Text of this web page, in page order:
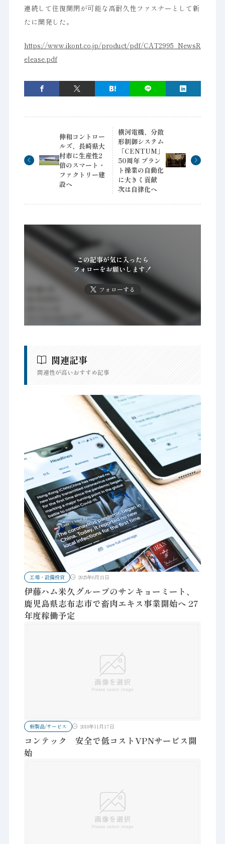
連続して往復開閉が可能な高耐久性ファスナーとして新
たに開発した。
https://www.ikont.co.jp/product/pdf/CAT2995_NewsR
elease.pdf
伸和コントロー
ルズ、長崎県大
村市に生産性2
倍のスマート・
ファクトリー建
設へ
横河電機、分散
形制御システム
「CENTUM」
50周年 プラン
ト操業の自動化
に大きく貢献
次は自律化へ
この記事が気に入ったら
フォローをお願いします！
フォローする
関連記事
関連性が高いおすすめ記事
工場・設備投資 2025年6月21日
伊藤ハム米久グループのサンキョーミート、
鹿児島県志布志市で畜肉エキス事業開始へ 27
年度稼働予定
新製品/サービス 2010年11月17日
コンテック 安全で低コストVPNサービス開
始